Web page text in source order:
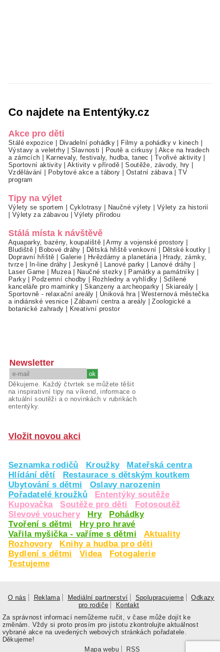
Co najdete na Ententýky.cz
Akce pro děti
Stálé expozice Divadelní pohádky Filmy a pohádky v kinech
Výstavy a veletrhy|Slavnosti Poutě a cirkusy
Akce na hradech
a zámcích
Karnevaly, festivaly, hudba, tanec Tvořivé aktivity
Sportovní aktivity|Aktivity v přírodě |Soutěže, závody, hry
Vzdělávání
Pobytové akce a tábory Ostatní zábava |TV
program
Tipy na výlet
Výlety se sportem Cyklotrasy Naučné výlety
Výlety za historií
Výlety za zábavou |Výlety přírodou
Stálá místa k návštěvě
Aquaparky, bazény, koupaliště |Army a vojenské prostory
Bludiště
Bobové dráhy Dětská hřiště venkovní Dětské koutky
Dopravní hřiště
Galerie Hvězdárny a planetária
Hrady, zámky,
tvrze| In-line dráhy |Jeskyně| Lanové parky Lanové dráhy
Laser Game
Muzea| Naučné stezky Památky a památníky
Parky| Podzemní chodby Rozhledny a vyhlídky
Sdílené
kanceláře pro maminky |Skanzeny a archeoparky Skiareály
Sportovně - relaxační areály
Úniková hra |Westernová městečka
a indiánské vesnice |Zábavní centra a areály |Zoologické a
botanické zahrady
Kreativní prostor
Newsletter
Děkujeme. Každý čtvrtek se můžete těšit
na inspirativní tipy na víkend, informace o
aktuální soutěži a o novinkách v rubrikách
ententýky.
Vložit novou akci
Seznamka rodičů Kroužky
Mateřská centra
Hlídání dětí
Restaurace s dětským koutkem
Ubytování s dětmi
Oslavy narozenin
Pořadatelé kroužků
Ententýky soutěže
Kupovačka
Soutěže pro děti
Fotosoutěž
Slevové vouchery
Hry
Pohádky
Tvoření s dětmi
Hry pro hravé
Vařila myšička - vaříme s dětmi
Aktuality
Rozhovory
Knihy a hudba pro děti
Bydlení s dětmi
Videa
Fotogalerie
Testujeme
O nás Reklama Mediální partnerství Spolupracujeme
Odkazy
pro rodiče
Kontakt
Za správnost informací nemůžeme ručit, v čase může dojít ke
změnám. Vždy si proto prosím pro jistotu zkontrolujte aktuálnost
vybrané akce na uvedených webových stránkách pořadatele.
Děkujeme!
Mapa webu
RSS